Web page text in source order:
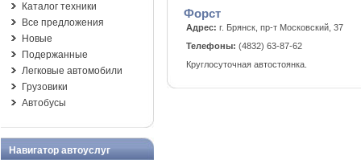
Каталог техники
Все предложения
Новые
Подержанные
Легковые автомобили
Грузовики
Автобусы
Навигатор автоуслуг
Форст
Адрес: г. Брянск, пр-т Московский, 37
Телефоны: (4832) 63-87-62
Круглосуточная автостоянка.